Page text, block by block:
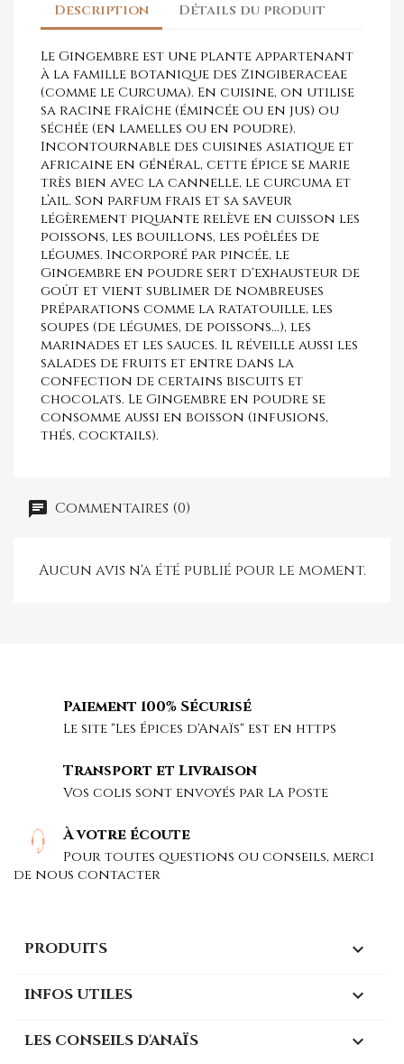
Description Détails du produit
Le Gingembre est une plante appartenant
à la famille botanique des Zingiberaceae
(comme le Curcuma). En cuisine, on utilise
sa racine fraîche (émincée ou en jus) ou
séchée (en lamelles ou en poudre).
Incontournable des cuisines asiatique et
africaine en général, cette épice se marie
très bien avec la cannelle, le curcuma et
l’ail. Son parfum frais et sa saveur
légèrement piquante relève en cuisson les
poissons, les bouillons, les poêlées de
légumes. Incorporé par pincée, le
Gingembre en poudre sert d'exhausteur de
goût et vient sublimer de nombreuses
préparations comme la ratatouille, les
soupes (de légumes, de poissons...), les
marinades et les sauces. Il réveille aussi les
salades de fruits et entre dans la
confection de certains biscuits et
chocolats. Le Gingembre en poudre se
consomme aussi en boisson (infusions,
thés, cocktails).
Commentaires (0)
Aucun avis n'a été publié pour le moment.
Paiement 100% Sécurisé
Le site "Les Épices d'Anaïs" est en https
Transport et Livraison
Vos colis sont envoyés par La Poste
À votre écoute
Pour toutes questions ou conseils, merci
de nous contacter
PRODUITS 
INFOS UTILES 
LES CONSEILS D'ANAÏS 